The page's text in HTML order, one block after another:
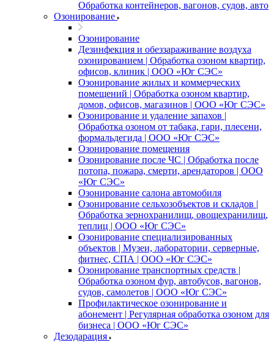
Обработка контейнеров, вагонов, судов, авто
Озонирование
Озонирование
Дезинфекция и обеззараживание воздуха
озонированием | Обработка озоном квартир,
офисов, клиник | ООО «Юг СЭС»
Озонирование жилых и коммерческих
помещений | Обработка озоном квартир,
домов, офисов, магазинов | ООО «Юг СЭС»
Озонирование и удаление запахов |
Обработка озоном от табака, гари, плесени,
формальдегида | ООО «Юг СЭС»
Озонирование помещения
Озонирование после ЧС | Обработка после
потопа, пожара, смерти, арендаторов | ООО
«Юг СЭС»
Озонирование салона автомобиля
Озонирование сельхозобъектов и складов |
Обработка зернохранилищ, овощехранилищ,
теплиц | ООО «Юг СЭС»
Озонирование специализированных
объектов | Музеи, лаборатории, серверные,
фитнес, СПА | ООО «Юг СЭС»
Озонирование транспортных средств |
Обработка озоном фур, автобусов, вагонов,
судов, самолетов | ООО «Юг СЭС»
Профилактическое озонирование и
абонемент | Регулярная обработка озоном для
бизнеса | ООО «Юг СЭС»
Дезодарация